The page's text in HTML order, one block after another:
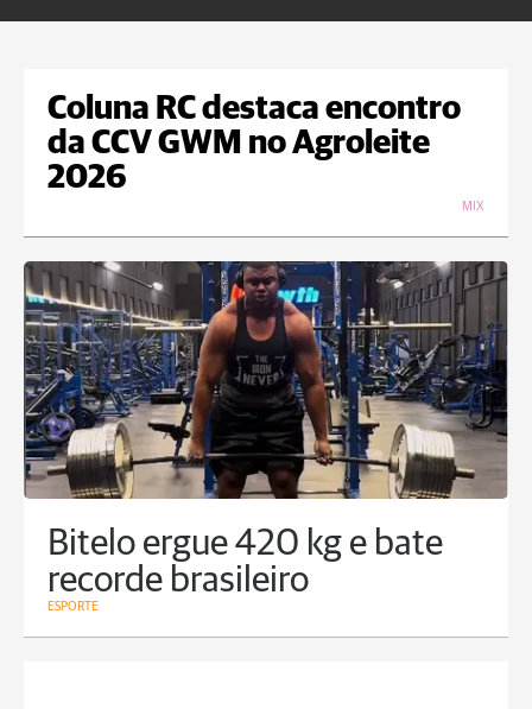
Coluna RC destaca encontro
da CCV GWM no Agroleite
2026
MIX
Bitelo ergue 420 kg e bate
recorde brasileiro
ESPORTE